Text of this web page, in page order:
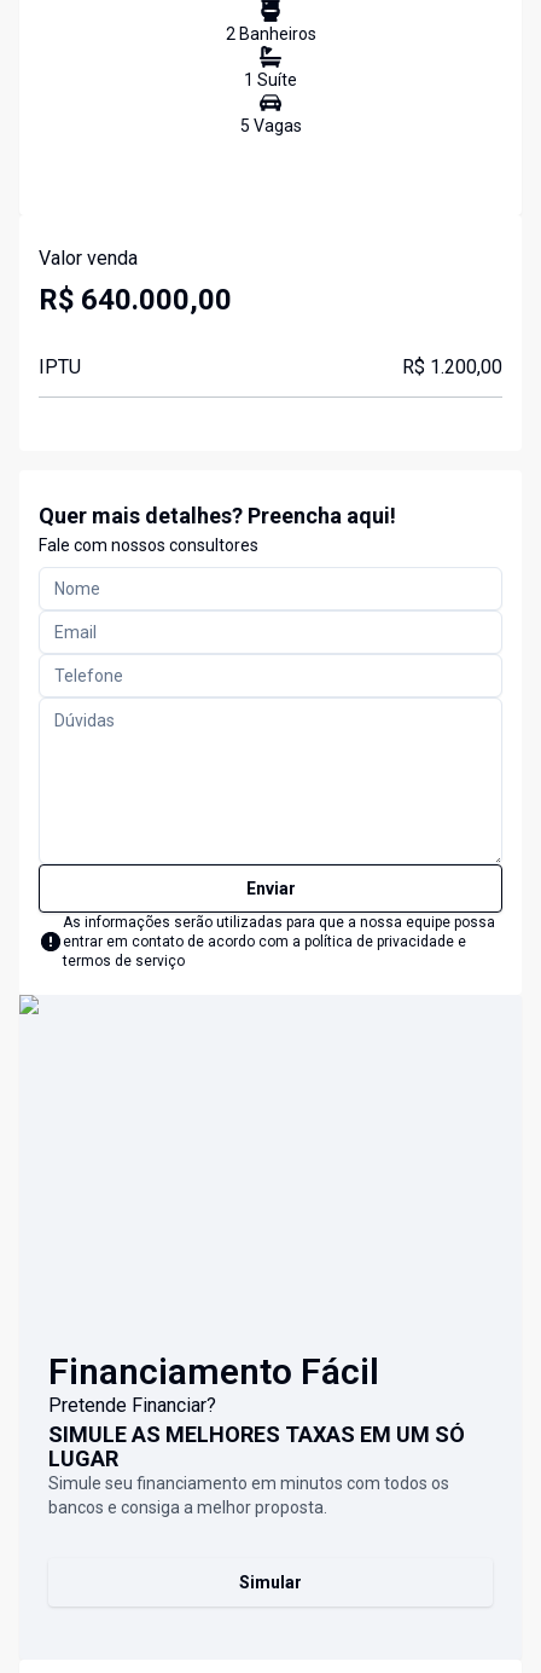
2Banheiros
1 Suíte
5 Vagas
Valor venda
R$ 640.000,00
IPTU R$ 1.200,00
Quer mais detalhes? Preencha aqui!
Fale com nossos consultores
Enviar
As informações serão utilizadas para que a nossa equipe possa
entrar em contato de acordo com a política de privacidade e
termos de serviço
Financiamento Fácil
Pretende Financiar?
SIMULE AS MELHORES TAXAS EM UM SÓ
LUGAR
Simule seu financiamento em minutos com todos os
bancos e consiga a melhor proposta.
Simular